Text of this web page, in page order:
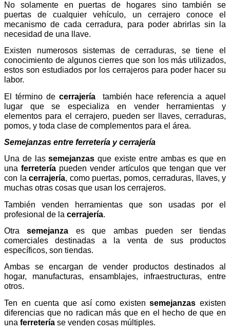
No solamente en puertas de hogares sino también se
puertas de cualquier vehículo, un cerrajero conoce el
mecanismo de cada cerradura, para poder abrirlas sin la
necesidad de una llave.
Existen numerosos sistemas de cerraduras, se tiene el
conocimiento de algunos cierres que son los más utilizados,
estos son estudiados por los cerrajeros para poder hacer su
labor.
El término de cerrajería
también hace referencia a aquel
lugar que se especializa en vender herramientas y
elementos para el cerrajero, pueden ser llaves, cerraduras,
pomos, y toda clase de complementos para el área.
Semejanzas entre ferretería y cerrajería
Una de lassemejanzas que existe entre ambas es que en
unaferretería pueden vender artículos que tengan que ver
con la cerrajería, como puertas, pomos, cerraduras, llaves, y
muchas otras cosas que usan los cerrajeros.
También venden herramientas que son usadas por el
profesional de la cerrajería.
Otrasemejanza es que ambas pueden ser tiendas
comerciales destinadas a la venta de sus productos
específicos, son tiendas.
Ambas se encargan de vender productos destinados al
hogar, manufacturas, ensamblajes, infraestructuras, entre
otros.
Ten en cuenta que así como existensemejanzas existen
diferencias que no radican más que en el hecho de que en
una ferretería se venden cosas múltiples.